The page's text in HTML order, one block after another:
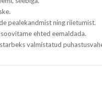
pealekandmist ning riietumist.
ehted eemaldada.
valmistatud